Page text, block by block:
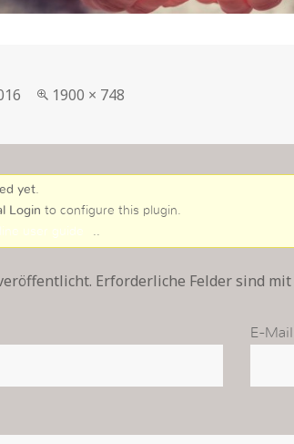
in
1900 × 748
yet.
Login to configure this plugin.
user guide ..
Erforderliche Felder sind mit
E-Mail